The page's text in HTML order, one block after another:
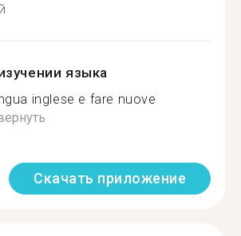
языка
inglese e fare nuove
Скачать приложение